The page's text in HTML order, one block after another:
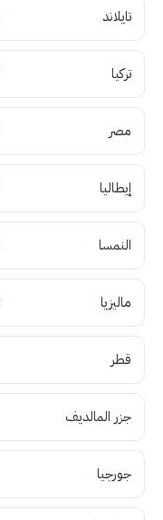
تايلاند
تركيا
مصر
إيطاليا
النمسا
ماليزيا
قطر
جزر المالديف
جورجيا